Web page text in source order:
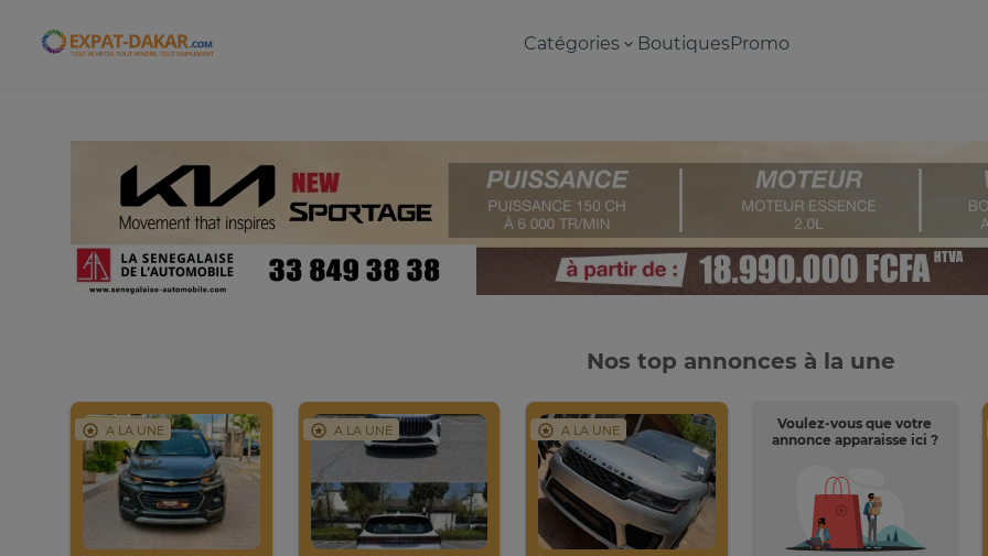
Expat-Dakar Catégories BoutiquesPromo
Nos top annonces à la une
A LA UNE A LA UNE A LA UNE
Voulez-vous que votre
annonce apparaisse ici ?